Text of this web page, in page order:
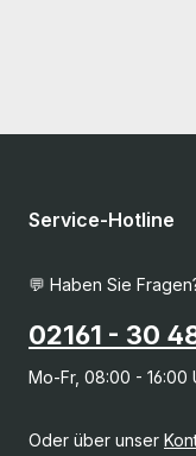
Service-Hotline
💬 Haben Sie
02161 - 30
Mo-Fr, 08:00 - 16:00
Oder über unser